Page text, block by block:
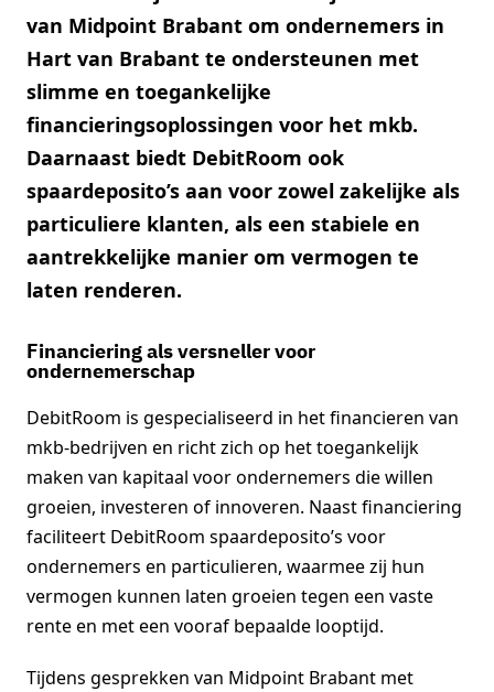
van Midpoint Brabant om ondernemers in
Hart van Brabant te ondersteunen met
slimme en toegankelijke
financieringsoplossingen voor het mkb.
Daarnaast biedt DebitRoom ook
spaardeposito’s aan voor zowel zakelijke als
particuliere klanten, als een stabiele en
aantrekkelijke manier om vermogen te
laten renderen.
Financiering als versneller voor
ondernemerschap
DebitRoom is gespecialiseerd in het financieren van
mkb-bedrijven en richt zich op het toegankelijk
maken van kapitaal voor ondernemers die willen
groeien, investeren of innoveren. Naast financiering
faciliteert DebitRoom spaardeposito’s voor
ondernemers en particulieren, waarmee zij hun
vermogen kunnen laten groeien tegen een vaste
rente en met een vooraf bepaalde looptijd.
Tijdens gesprekken van Midpoint Brabant met